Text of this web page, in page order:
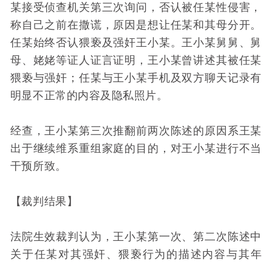
某接受侦查机关第三次询问，否认被任某性侵害，
称自己之前在撒谎，原因是想让任某和其母分开。
任某始终否认猥亵及强奸王小某。王小某舅舅、舅
母、姥姥等证人证言证明，王小某曾讲述其被任某
猥亵与强奸；任某与王小某手机及双方聊天记录有
明显不正常的内容及隐私照片。
经查，王小某第三次推翻前两次陈述的原因系王某
出于继续维系重组家庭的目的，对王小某进行不当
干预所致。
【裁判结果】
法院生效裁判认为，王小某第一次、第二次陈述中
关于任某对其强奸、猥亵行为的描述内容与其年